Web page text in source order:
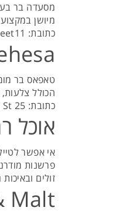
מסעדה בר
מיושן במקצועיות
כתובת: Langley Street11
הכולל צלעות,
כתובת: 25 Ganton St
אוכל
אי אפשר
פרשנות
זולים
Malt